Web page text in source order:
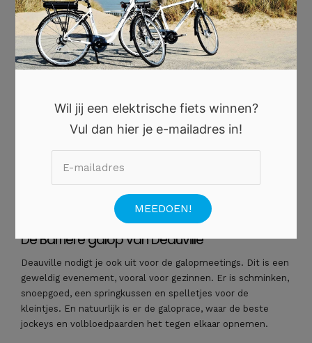
vinden hier regelmatig races plaats. Ze vinden vaak plaats in
de late avonduren. Dit betekent dat je volop kunt genieten
van de zomeravonden. Dit evenement is onder andere een
van de mooiste paardenshows in Normandië omdat het
vooral gericht is op gezinnen. Er zijn springkussens,
De Deauville Polo Club, waar traditioneel polo
wordt gespeeld
Polotoernooien in Frankrijkworden al sinds 1880 in Deauville
gehouden. De beste polospelers ter wereld ontmoeten
plant, moet je zeker een bezoek brengen aan Deauville,
want dan kun je volop genieten van de paardensport.
De Barrière galop van Deauville
Deauville nodigt je ook uit voor de galopmeetings. Dit is een
geweldig evenement, vooral voor gezinnen. Er is schminken,
snoepgoed, een springkussen en spelletjes voor de
kleintjes. En natuurlijk is er de galoprace, waar de beste
jockeys en volbloedpaarden het tegen elkaar opnemen.
Wil jij een elektrische fiets winnen?
Vul dan hier je e-mailadres in!